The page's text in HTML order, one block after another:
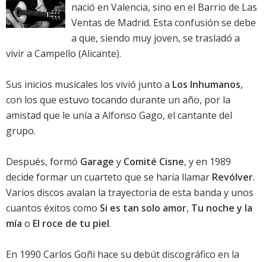
nació en Valencia, sino en el Barrio de Las
Ventas de Madrid. Esta confusión se debe
a que, siendo muy joven, se trasladó a
vivir a Campello (Alicante).
Sus inicios musicales los vivió junto a Los Inhumanos,
con los que estuvo tocando durante un año, por la
amistad que le unía a Alfonso Gago, el cantante del
grupo.
Después, formó Garage y Comité Cisne, y en 1989
decide formar un cuarteto que se haría llamar Revólver.
Varios discos avalan la trayectoria de esta banda y unos
cuantos éxitos como Si es tan solo amor, Tu noche y la
mía o El roce de tu piel.
En 1990 Carlos Goñi hace su debút discográfico en la